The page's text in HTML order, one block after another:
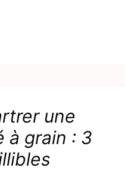
une
à grain : 3